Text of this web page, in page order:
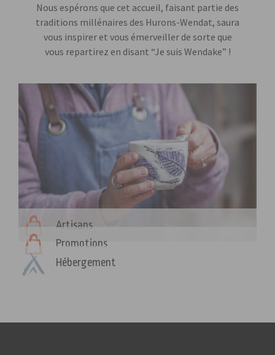
Nous espérons que cet accueil, faisant partie des
traditions millénaires des Hurons-Wendat, saura
vous inspirer et vous émerveiller de sorte que
vous repartirez en disant “Je suis Wendake” !
Artisans
Promotions
Hébergement
de votre visite.
Si vous refusez
ces cookies,
certaines
du site Web.
Marketing
En partageant
votre intérêt et
votre
comportement
lorsque vous